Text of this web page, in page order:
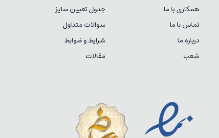
همکاری با ما
تماس با ما
درباره ما
شعب
جدول تعیین سایز
سوالات متداول
شرایط و ضوابط
مقالات